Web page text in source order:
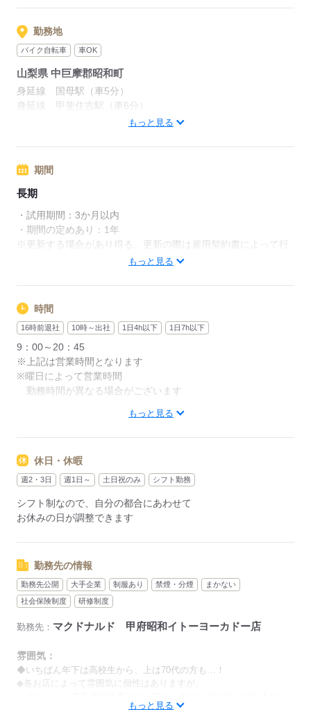
応募する
勤務地
バイク自転車 車OK
山梨県 中巨摩郡昭和町
身延線 国母駅（車5分）
身延線 甲斐住吉駅（車6分）
もっと見る
期間
長期
・試用期間：3か月以内
・期間の定めあり：1年
※更新する場合があり得る。更新の際は雇用契約書によって行
もっと見る
時間
16時前退社 10時～出社 1日4h以下 1日7h以下
9：00～20：45
※上記は営業時間となります
※曜日によって営業時間
勤務時間が異なる場合がございます
応募する
もっと見る
休日・休暇
週2・3日 週1日～ 土日祝のみ シフト勤務
シフト制なので、自分の都合にあわせて
お休みの日が調整できます
勤務先の情報
勤務先公開 大手企業 制服あり 禁煙・分煙
まかない
社会保険制度
研修制度
勤務先： マクドナルド 甲府昭和イトーヨーカドー店
雰囲気：
◆いちばん年下は高校生から、上は70代の方も…！
◆各お店によって雰囲気に個性はありますが、
もっと見る